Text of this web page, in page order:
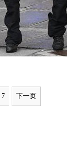
7 下一页